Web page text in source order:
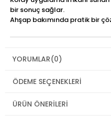
bir sonuç sağlar.
Ahşap bakımında pratik bir
YORUMLAR(0)
ÖDEME SEÇENEKLERI
ÜRÜN ÖNERILERI